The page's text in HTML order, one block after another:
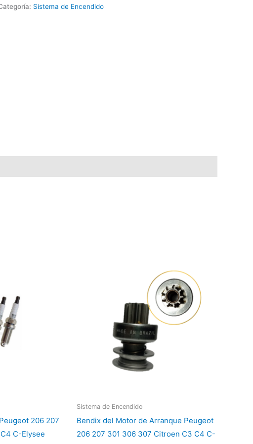
Sistema de Encendido
206 207
C-Elysee
Sistema de Encendido
Bendix del Motor de Arranque Peugeot
206 207 301 306 307 Citroen C3 C4 C-